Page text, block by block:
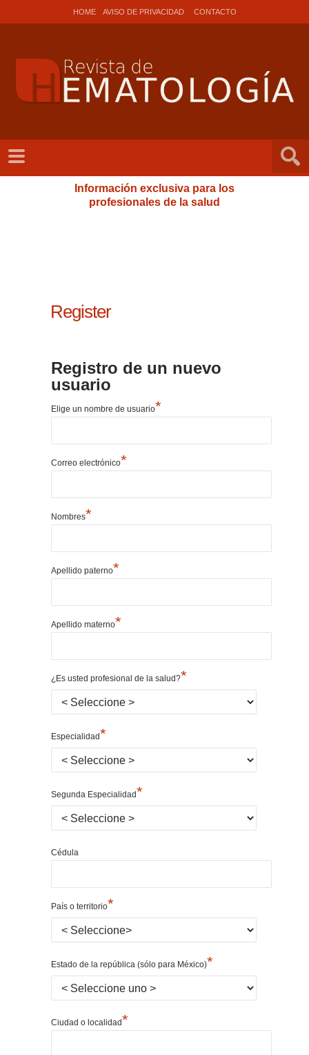
HOME AVISO DE PRIVACIDAD CONTACTO
Información exclusiva para los
profesionales de la salud
Register
Registro de un nuevo
usuario
Elige un nombre de usuario*
Correo electrónico*
Nombres*
Apellido paterno*
Apellido materno*
¿Es usted profesional de la salud?*
Especialidad*
Segunda Especialidad*
Cédula
País o territorio*
Estado de la república (sólo para México)*
Ciudad o localidad*